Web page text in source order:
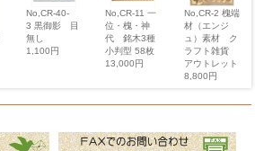
No,CR-40-
3 黒御影 目
無し
1,100円
No,CR-11 一
位・槐・神
代 銘木3種
小判型 58枚
13,000円
No,CR-2 槐端
材（エンジ
ュ）素材 ク
ラフト雑貨
アウトレット
8,800円